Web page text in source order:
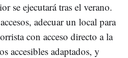
se ejecutará tras el verano.
adecuar un local para
con acceso directo a la
accesibles adaptados, y